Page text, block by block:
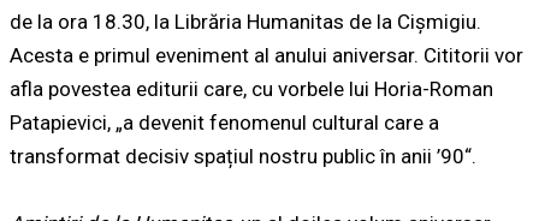
de la ora 18.30, la Librăria Humanitas de la Cișmigiu.
Acesta e primul eveniment al anului aniversar. Cititorii vor
afla povestea editurii care, cu vorbele lui Horia-Roman
Patapievici, „a devenit fenomenul cultural care a
transformat decisiv spațiul nostru public în anii ’90“.